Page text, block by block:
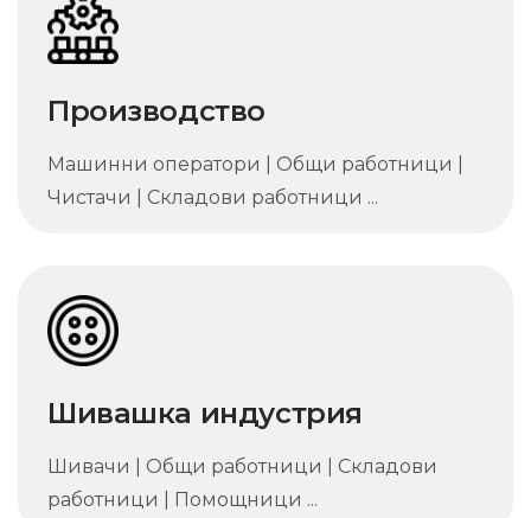
Производство
Машинни оператори | Общи работници |
Чистачи | Складови работници ...
Шивашка индустрия
Шивачи | Общи работници | Складови
работници | Помощници ...